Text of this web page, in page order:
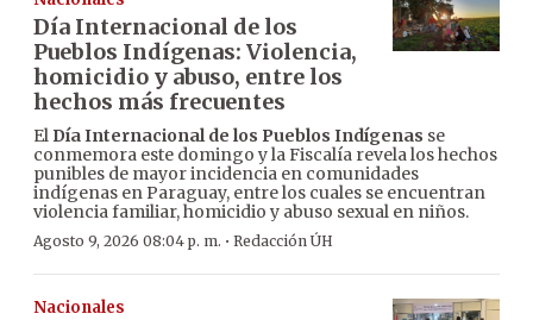
Día Internacional de los
Pueblos Indígenas: Violencia,
homicidio y abuso, entre los
hechos más frecuentes
El Día Internacional de los Pueblos Indígenas se
conmemora este domingo y la Fiscalía revela los hechos
punibles de mayor incidencia en comunidades
indígenas en Paraguay, entre los cuales se encuentran
violencia familiar, homicidio y abuso sexual en niños.
Agosto 9, 2026 08:04 p. m. · Redacción ÚH
Nacionales